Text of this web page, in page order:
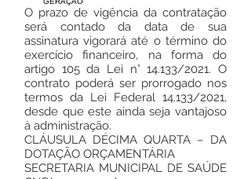
O prazo de vigência da contratação
será contado da data de sua
assinatura vigorará até o término do
exercício financeiro, na forma do
artigo 105 da Lei n° 14.133/2021. O
contrato poderá ser prorrogado nos
termos da Lei Federal 14.133/2021,
desde que este ainda seja vantajoso
à administração.
CLÁUSULA DÉCIMA QUARTA – DA
DOTAÇÃO ORÇAMENTÁRIA
SECRETARIA MUNICIPAL DE SAÚDE